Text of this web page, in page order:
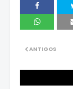
ANTIGOS